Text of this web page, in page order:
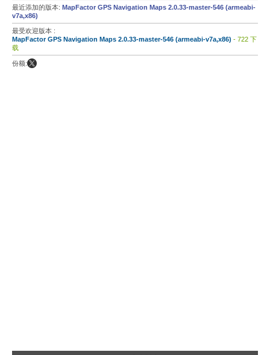
最近添加的版本: MapFactor GPS Navigation Maps 2.0.33-master-546 (armeabi-
v7a,x86)
最受欢迎版本 :
MapFactor GPS Navigation Maps 2.0.33-master-546 (armeabi-v7a,x86) - 722 下
载
份额: